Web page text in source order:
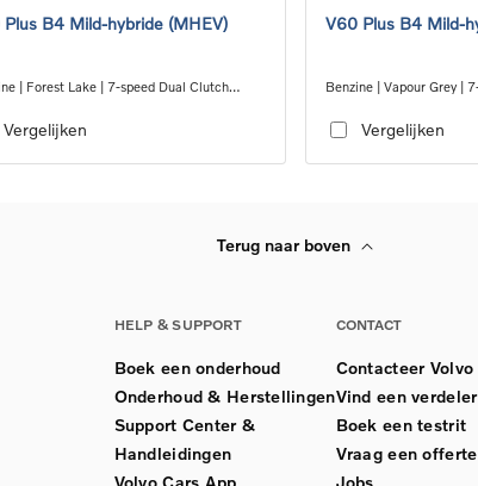
B4 Mild-hybride (MHEV)
| Forest Lake | 7-speed Dual Clutch
Vergelijken
V60 Plus B4 Mild-
Benzine | Vapour Grey |
Vergelijken
Terug naar boven
HELP & SUPPORT
Boek een onderhoud
Onderhoud & Herstellingen
Support Center &
Handleidingen
Volvo Cars App
CONTACT
Contacteer Volvo
Vind een verdeler
Boek een testrit
Vraag een offerte
Jobs